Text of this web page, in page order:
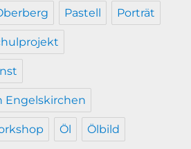
Pastell Porträt
Engelskirchen
Öl Ölbild